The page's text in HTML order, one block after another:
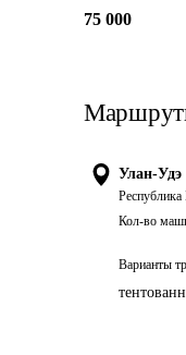
75 000
Улан-Удэ
Республика
Кол-во
Варианты